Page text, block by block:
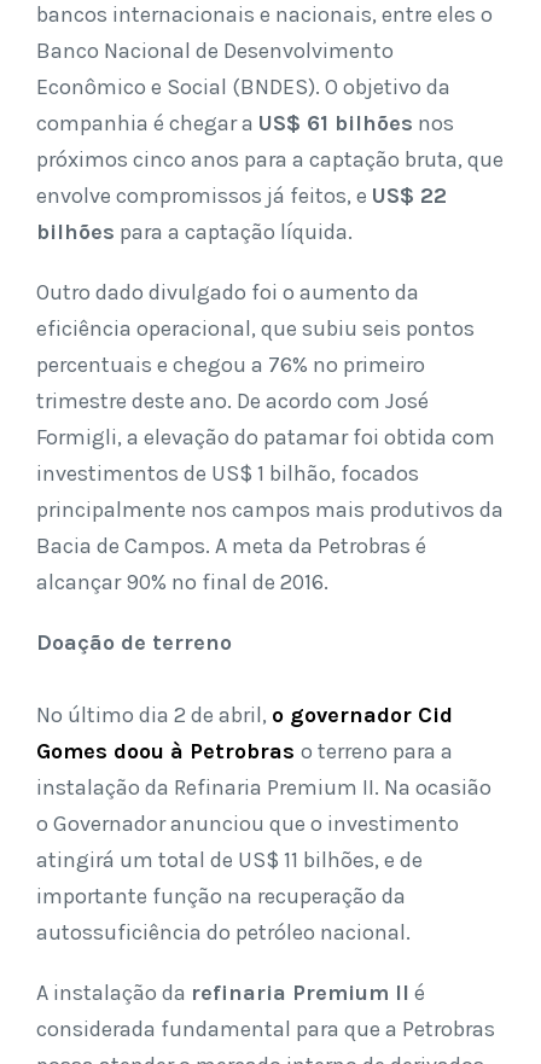
bancos internacionais e nacionais, entre eles o
Banco Nacional de Desenvolvimento
Econômico e Social (BNDES). O objetivo da
companhia é chegar a US$ 61 bilhões nos
próximos cinco anos para a captação bruta, que
envolve compromissos já feitos, e US$ 22
bilhões para a captação líquida.
Outro dado divulgado foi o aumento da
eficiência operacional, que subiu seis pontos
percentuais e chegou a 76% no primeiro
trimestre deste ano. De acordo com José
Formigli, a elevação do patamar foi obtida com
investimentos de US$ 1 bilhão, focados
principalmente nos campos mais produtivos da
Bacia de Campos. A meta da Petrobras é
alcançar 90% no final de 2016.
Doação de terreno
No último dia 2 de abril, o governador Cid
Gomes doou à Petrobras o terreno para a
instalação da Refinaria Premium II. Na ocasião
o Governador anunciou que o investimento
atingirá um total de US$ 11 bilhões, e de
importante função na recuperação da
autossuficiência do petróleo nacional.
A instalação da refinaria Premium II é
considerada fundamental para que a Petrobras